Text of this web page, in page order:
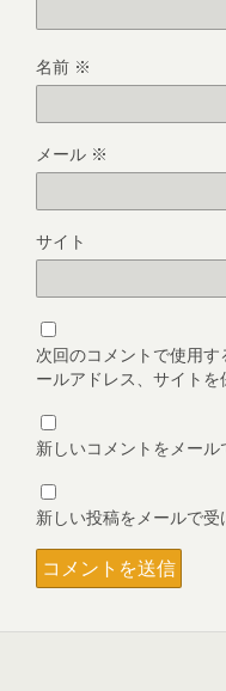
名前 ※
メール ※
サイト
次回のコメントで使用
ールアドレス、サイトを
新しいコメントをメール
新しい投稿をメールで受